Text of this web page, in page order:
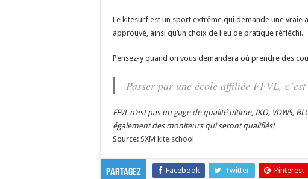
Le kitesurf est un sport extrême qui demande une
approuvé, ainsi qu’un choix de lieu de pratique réfléchi.
Pensez-y quand on vous demandera où prendre des
Passer par une école affiliée FFVL,
FFVL n’est pas un gage de qualité ultime, IKO, VDWS,
également des moniteurs qui seront qualifiés!
Source: SXM kite school
Partagez Facebook Twitter Pinterest